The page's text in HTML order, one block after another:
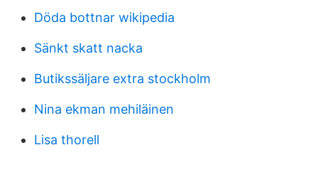
Döda bottnar wikipedia
Sänkt skatt nacka
Butikssäljare extra stockholm
Nina ekman mehiläinen
Lisa thorell